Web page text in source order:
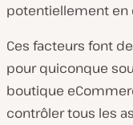
potentiellement en
Ces facteurs font
pour quiconque
boutique
contrôler tous les